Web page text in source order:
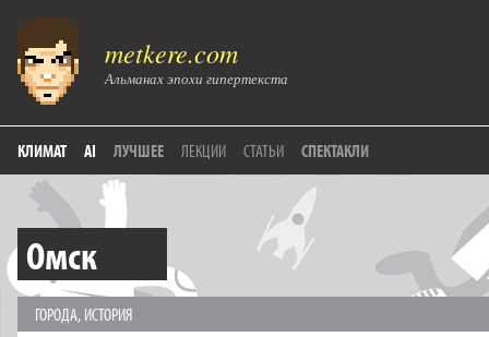
metkere.com
Альманах эпохи гипертекста
КЛИМАТ AI ЛУЧШЕЕ ЛЕКЦИИ СТАТЬИ СПЕКТАКЛИ
Омск
ГОРОДА, ИСТОРИЯ